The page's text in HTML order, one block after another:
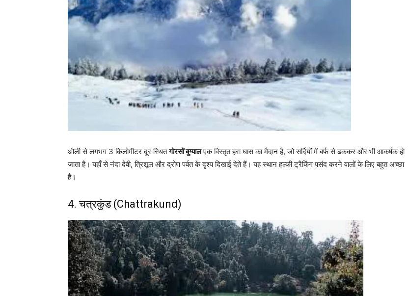
औली से लगभग 3 किलोमीटर दूर स्थितगोरसों बुग्यालएक विस्तृत हरा घास का मैदान है, जो सर्दियों में बर्फ से ढककर और भी आकर्षक हो
जाता है। यहाँ से नंदा देवी, त्रिशूल और द्रोण पर्वत के दृश्य दिखाई देते हैं। यह स्थान हल्की ट्रैकिंग पसंद करने वालों के लिए बहुत अच्छा
है।
4. चत्रकुंड (Chattrakund)